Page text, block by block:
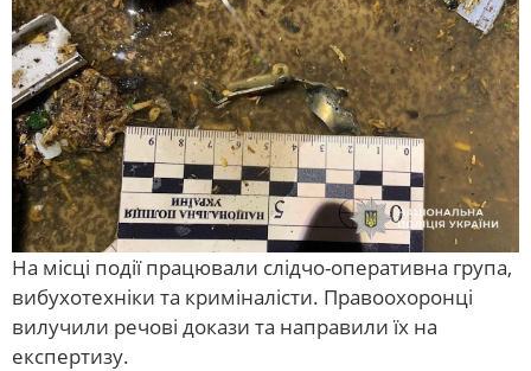
На місці події працювали слідчо-оперативна група,
вибухотехніки та криміналісти. Правоохоронці
вилучили речові докази та направили їх на
експертизу.